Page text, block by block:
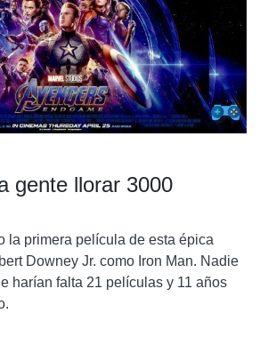
gente llorar 3000
la primera película de esta épica
Downey Jr. como Iron Man. Nadie
harían falta 21 películas y 11 años